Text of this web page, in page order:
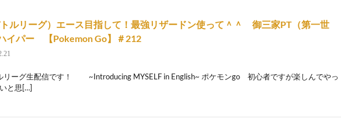
トルリーグ）エース目指して！最強リザードン使って＾＾ 御三家PT（第一世
パー 【Pokemon Go】＃212
リーグ生配信です！ ~Introducing MYSELF in English~ ポケモンgo 初心者ですが楽しんでやっ
と思[…]